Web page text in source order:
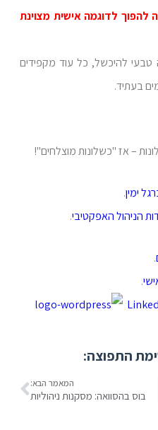
להפוך לדוגמה אישית מצוינת
להיכשל, כל עוד מקפידים
בעתיד.
– אז "כשלונות מוצלחים"!
ימין.
הניהול האפקטיבי.
.
.
התפוצה:
המאמר הבא:
בוס בהסוואה: מסקנות ניהוליות